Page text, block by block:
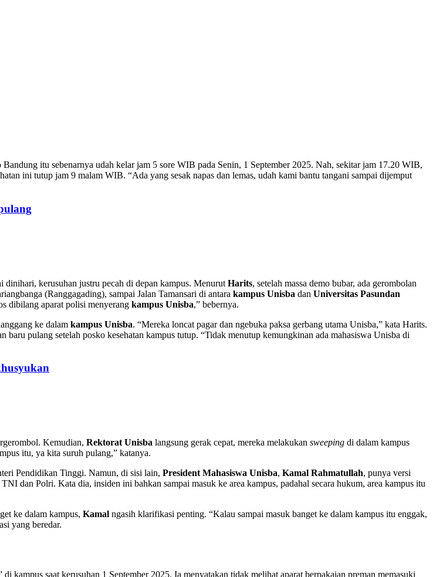
itu sebenarnya udah kelar jam 5 sore WIB pada Senin, 1 September 2025. Nah, sekitar jam 17.20 WIB,
ini tutup jam 9 malam WIB. “Ada yang sesak napas dan lemas, udah kami bantu tangani sampai dijemput
kerusuhan justru pecah di depan kampus. Menurut Harits, setelah massa demo bubar, ada gerombolan
(Ranggagading), sampai Jalan Tamansari di antara kampus Unisba dan Universitas Pasundan
dibilang aparat polisi menyerang kampus Unisba,” bebernya.
ke dalam kampus Unisba. “Mereka loncat pagar dan ngebuka paksa gerbang utama Unisba,” kata Harits.
pulang setelah posko kesehatan kampus tutup. “Tidak menutup kemungkinan ada mahasiswa Unisba di
Kemudian, Rektorat Unisba langsung gerak cepat, mereka melakukan sweeping di dalam kampus
itu, ya kita suruh pulang,” katanya.
Pendidikan Tinggi. Namun, di sisi lain, President Mahasiswa Unisba, Kamal Rahmatullah, punya versi
dan Polri. Kata dia, insiden ini bahkan sampai masuk ke area kampus, padahal secara hukum, area kampus itu
ke dalam kampus, Kamal ngasih klarifikasi penting. “Kalau sampai masuk banget ke dalam kampus itu enggak,
yang beredar.
saat kerusuhan 1 September 2025. Ia menyatakan tidak melihat aparat berpakaian preman memasuki